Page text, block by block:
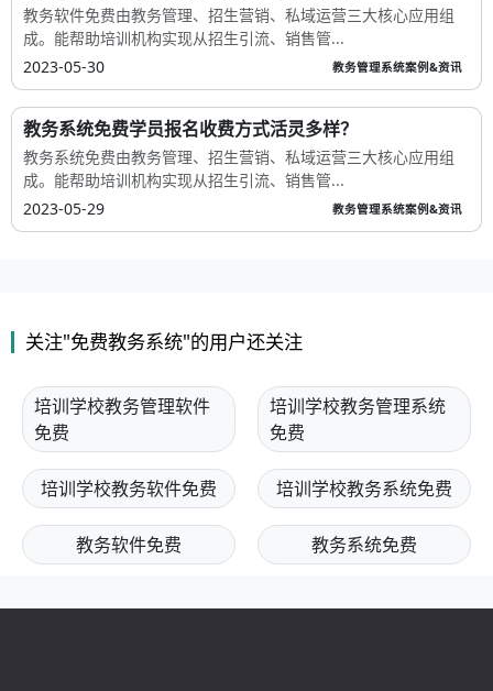
教务软件免费由教务管理、招生营销、私域运营三大核心应用组
成。能帮助培训机构实现从招生引流、销售管...
2023-05-30
教务管理系统案例&资讯
教务系统免费学员报名收费方式活灵多样？
教务系统免费由教务管理、招生营销、私域运营三大核心应用组
成。能帮助培训机构实现从招生引流、销售管...
2023-05-29
教务管理系统案例&资讯
关注"免费教务系统"的用户还关注
培训学校教务管理软件
免费
培训学校教务管理系统
免费
培训学校教务软件免费 培训学校教务系统免费
教务软件免费 教务系统免费